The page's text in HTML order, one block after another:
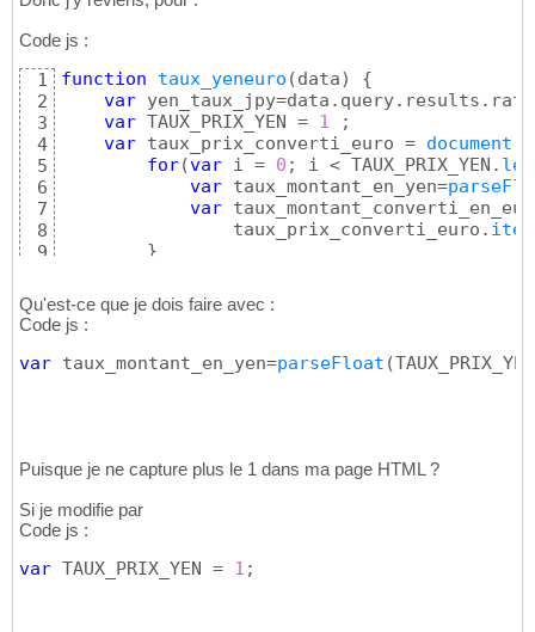
Code js :
1
2
3
4
5
6
7
8
9
function taux_yeneuro (data)
{
var yen_taux_jpy=data.query.results.rate
var TAUX_PRIX_YEN = 1 ;
var taux_prix_converti_euro = document
for(var i = 0 ; i < TAUX_PRIX_YEN.
var taux_montant_en_yen=
var
		taux_prix_converti_euro.
item
}
Qu'est-ce que je dois faire avec :
Code js :
var taux_montant_en_yen=parseFloat (
Puisque je ne capture plus le 1 dans ma page HTML ?
Si je modifie par
Code js :
var TAUX_PRIX_YEN = 1 ;